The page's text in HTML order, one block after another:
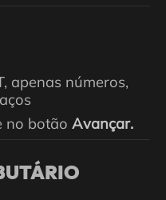
apenas números,
no botão Avançar.